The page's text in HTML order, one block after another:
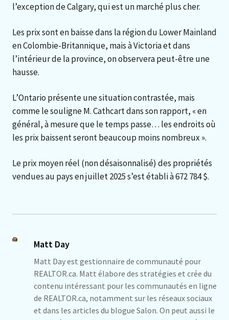
l’exception de Calgary, qui est un marché plus cher.
Les prix sont en baisse dans la région du Lower Mainland
en Colombie-Britannique, mais à Victoria et dans
l’intérieur de la province, on observera peut-être une
hausse.
L’Ontario présente une situation contrastée, mais
comme le souligne M. Cathcart dans son rapport, « en
général, à mesure que le temps passe… les endroits où
les prix baissent seront beaucoup moins nombreux ».
Le prix moyen réel (non désaisonnalisé) des propriétés
vendues au pays en juillet 2025 s’est établi à 672 784 $.
Matt Day
Matt Day est gestionnaire de communauté pour
REALTOR.ca. Matt élabore des stratégies et crée du
contenu intéressant pour les communautés en ligne
de REALTOR.ca, notamment sur les réseaux sociaux
et dans les articles du blogue Salon. On peut aussi le